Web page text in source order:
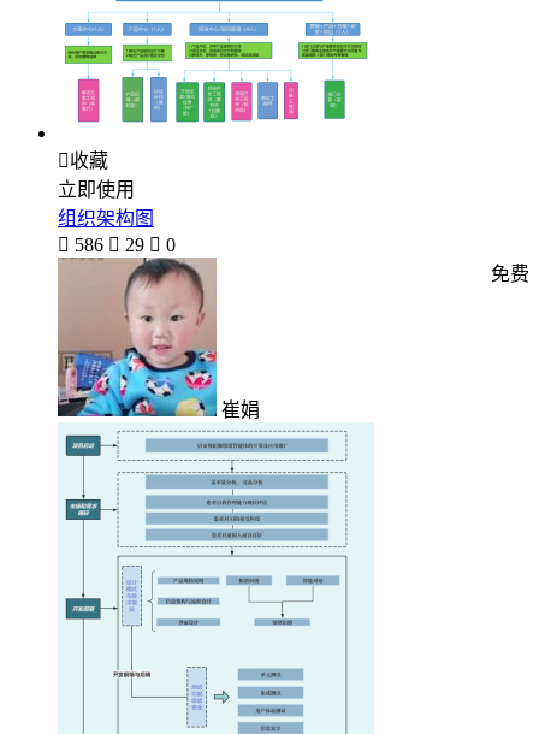
收藏
立即使用
组织架构图
 586  29  0
崔娟
免费